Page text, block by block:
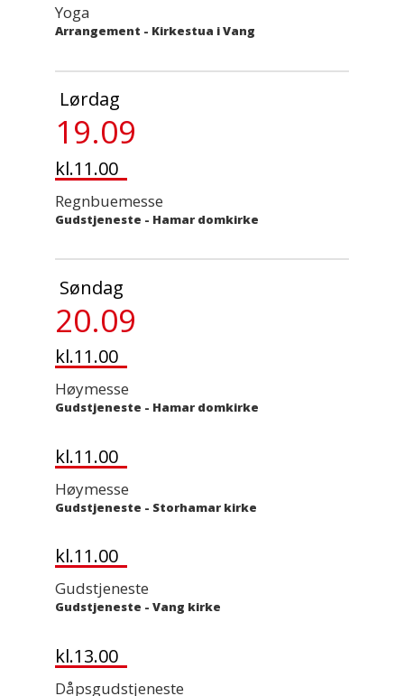
Yoga
Arrangement - Kirkestua i Vang
Lørdag
19.09
kl.11.00
Regnbuemesse
Gudstjeneste - Hamar domkirke
Søndag
20.09
kl.11.00
Høymesse
Gudstjeneste - Hamar domkirke
kl.11.00
Høymesse
Gudstjeneste - Storhamar kirke
kl.11.00
Gudstjeneste
Gudstjeneste - Vang kirke
kl.13.00
Dåpsgudstjeneste